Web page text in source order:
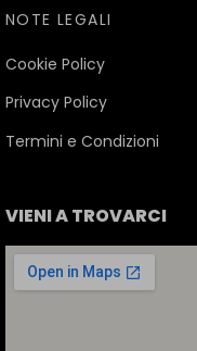
NOTE LEGALI
Cookie Policy
Privacy Policy
Termini e Condizioni
VIENI A TROVARCI